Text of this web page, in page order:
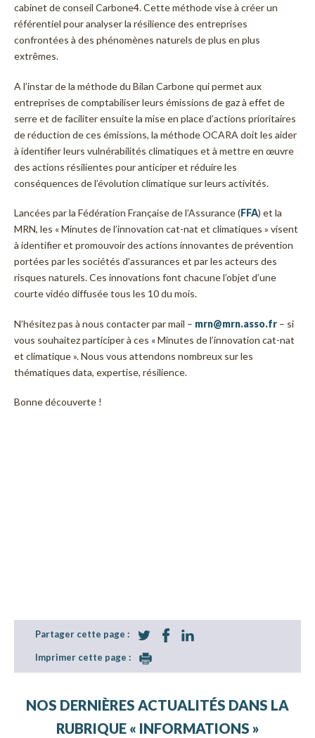
cabinet de conseil Carbone4. Cette méthode vise à créer un
référentiel pour analyser la résilience des entreprises
confrontées à des phénomènes naturels de plus en plus
extrêmes.
A l’instar de la méthode du Bilan Carbone qui permet aux
entreprises de comptabiliser leurs émissions de gaz à effet de
serre et de faciliter ensuite la mise en place d’actions prioritaires
de réduction de ces émissions, la méthode OCARA doit les aider
à identifier leurs vulnérabilités climatiques et à mettre en œuvre
des actions résilientes pour anticiper et réduire les
conséquences de l’évolution climatique sur leurs activités.
Lancées par la Fédération Française de l’Assurance (FFA) et la
MRN, les « Minutes de l’innovation cat-nat et climatiques » visent
à identifier et promouvoir des actions innovantes de prévention
portées par les sociétés d’assurances et par les acteurs des
risques naturels. Ces innovations font chacune l’objet d’une
courte vidéo diffusée tous les 10 du mois.
N’hésitez pas à nous contacter par mail – mrn@mrn.asso.fr – si
vous souhaitez participer à ces « Minutes de l’innovation cat-nat
et climatique ». Nous vous attendons nombreux sur les
thématiques data, expertise, résilience.
Bonne découverte !
Partager cette page :
Imprimer cette page :
NOS DERNIÈRES ACTUALITÉS DANS LA
RUBRIQUE « INFORMATIONS »